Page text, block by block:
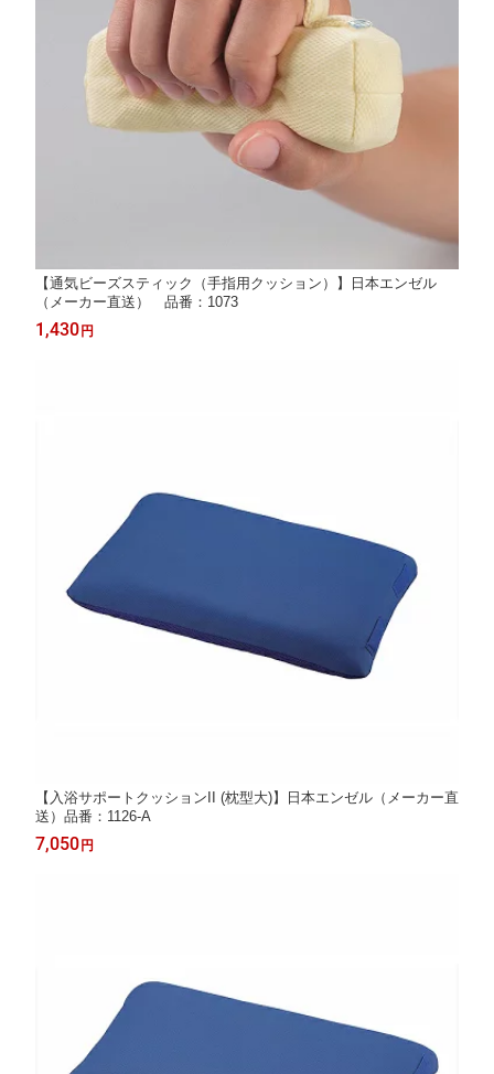
【通気ビーズスティック（手指用クッション）】日本エンゼル
（メーカー直送） 品番：1073
1,430 円
【入浴サポートクッションII (枕型大)】日本エンゼル（メーカー直
送）品番：1126-A
7,050 円